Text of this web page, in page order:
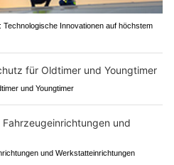
Innovationen auf höchstem
und Youngtimer
und Werkstatteinrichtungen